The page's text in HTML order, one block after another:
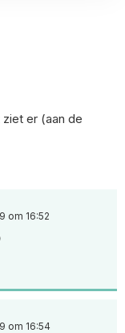
er (aan de
om 16:52
om 16:54